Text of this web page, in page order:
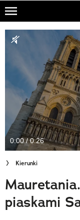
Skip
main
NATIONAL
PODCASTY
Sklep
Newsletter
Cuda Polski
Wielki Konkurs
Trendbook Podróżniczy
Polecane
0:00 / 0:26
Kierunki
piaskami